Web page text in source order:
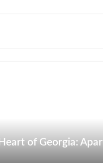
of Georgia: